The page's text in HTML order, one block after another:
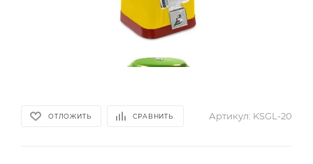
ОТЛОЖИТЬ СРАВНИТЬ Артикул: KSGL-20